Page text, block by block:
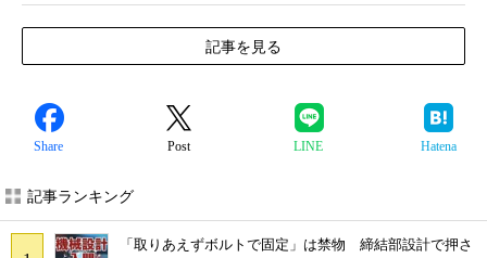
記事を見る
Share Post LINE Hatena
記事ランキング
「取りあえずボルトで固定」は禁物 締結部設計で押さ